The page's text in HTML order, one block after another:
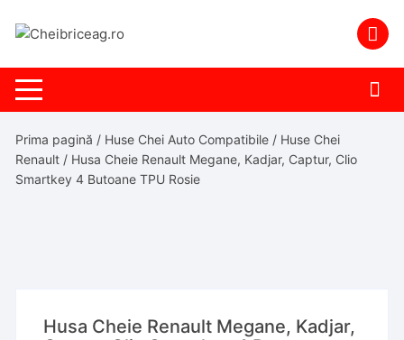
Prima pagină / Huse Chei Auto Compatibile / Huse Chei
Renault / Husa Cheie Renault Megane, Kadjar, Captur, Clio
Smartkey 4 Butoane TPU Rosie
Husa Cheie Renault Megane, Kadjar,